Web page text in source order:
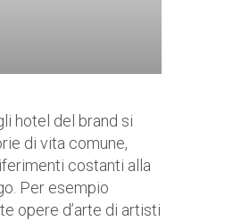
hotel del brand si
di vita comune,
costanti alla
Per esempio
opere d’arte di artisti